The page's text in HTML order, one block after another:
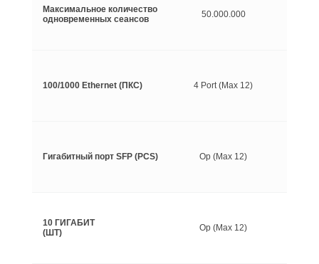
Op (Max 12)
50.000.000
10 ГИГАБИТ
(ШТ)
Максимальное количество
одновременных сеансов
100/1000 Ethernet (ПКС)
Гигабитный порт SFP (PCS)
4 Port (Max 12)
Op (Max 12)